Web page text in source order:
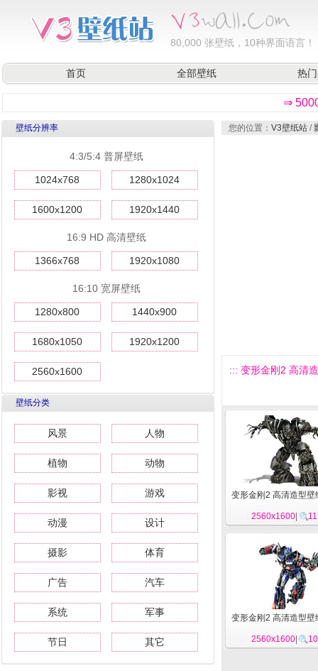
80,000 张壁纸，10种界面语言！
首页 全部壁纸 热
⇒
壁纸分辨率
4:3/5:4 普屏壁纸
1024x768 1280x1024
1600x1200 1920x1440
16:9 HD 高清壁纸
1366x768 1920x1080
16:10 宽屏壁纸
1280x800 1440x900
1680x1050 1920x1200
2560x1600
壁纸分类
风景 人物
植物 动物
影视 游戏
动漫 设计
摄影 体育
广告 汽车
系统 军事
节日 其它
您的位置： V3壁纸站 /
::: 变形金刚2 高清
变形金刚2 高清造型壁
2560x1600
变形金刚2 高清造型壁
2560x1600